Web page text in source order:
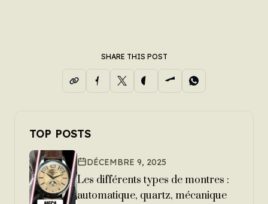
SHARE THIS POST
TOP POSTS
DÉCEMBRE 9, 2025
Les différents types de montres :
automatique, quartz, mécanique